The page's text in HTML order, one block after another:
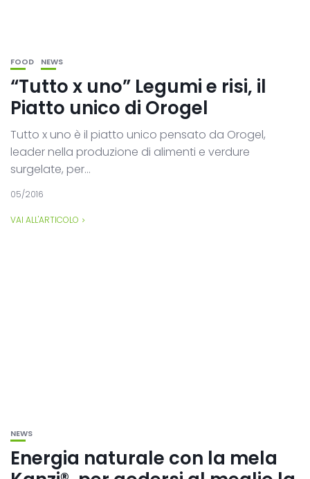
FOOD NEWS
“Tutto x uno” Legumi e risi, il
Piatto unico di Orogel
Tutto x uno è il piatto unico pensato da Orogel,
leader nella produzione di alimenti e verdure
surgelate, per...
05/2016
VAI ALL'ARTICOLO
NEWS
Energia naturale con la mela